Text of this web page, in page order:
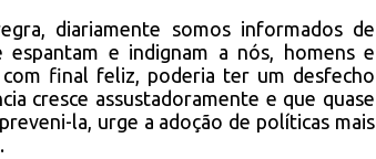
diariamente somos informados de
e indignam a nós, homens e
final feliz, poderia ter um desfecho
cresce assustadoramente e que quase
la, urge a adoção de políticas mais